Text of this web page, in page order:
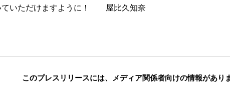
ていただけますように！ 屋比久知奈
このプレスリリースには、 メディア関係者向けの情報があり